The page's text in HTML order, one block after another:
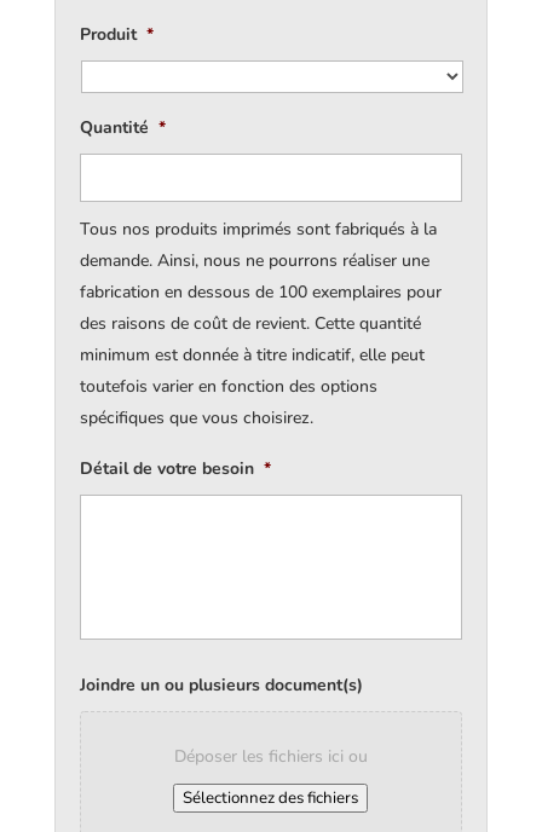
Produit *
Quantité *
Tous nos produits imprimés sont fabriqués à la
demande. Ainsi, nous ne pourrons réaliser une
fabrication en dessous de 100 exemplaires pour
des raisons de coût de revient. Cette quantité
minimum est donnée à titre indicatif, elle peut
toutefois varier en fonction des options
spécifiques que vous choisirez.
Détail de votre besoin *
Joindre un ou plusieurs document(s)
Déposer les fichiers ici ou
Sélectionnez des fichiers